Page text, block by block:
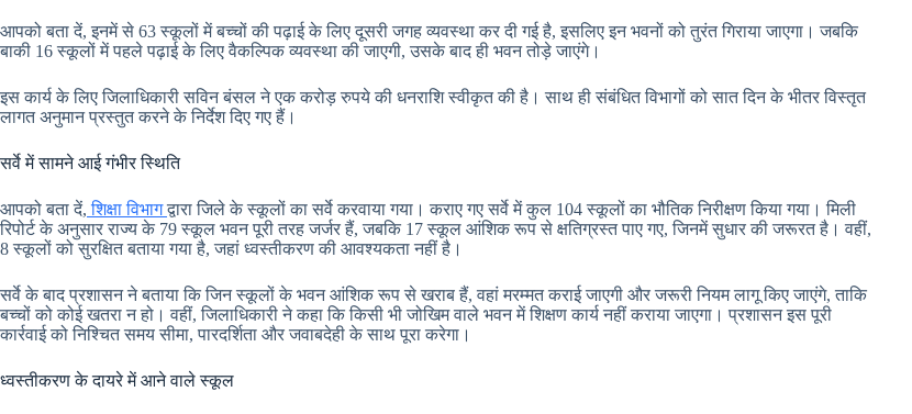
आपको बता दें, इनमें से 63 स्कूलों में बच्चों की पढ़ाई के लिए दूसरी जगह व्यवस्था कर दी गई है, इसलिए इन भवनों को तुरंत गिराया जाएगा। जबकि
बाकी 16 स्कूलों में पहले पढ़ाई के लिए वैकल्पिक व्यवस्था की जाएगी, उसके बाद ही भवन तोड़े जाएंगे।
इस कार्य के लिए जिलाधिकारी सविन बंसल ने एक करोड़ रुपये की धनराशि स्वीकृत की है। साथ ही संबंधित विभागों को सात दिन के भीतर विस्तृत
लागत अनुमान प्रस्तुत करने के निर्देश दिए गए हैं।
सर्वे में सामने आई गंभीर स्थिति
आपको बता दें, शिक्षा विभागद्वारा जिले के स्कूलों का सर्वे करवाया गया। कराए गए सर्वे में कुल 104 स्कूलों का भौतिक निरीक्षण किया गया। मिली
रिपोर्ट के अनुसार राज्य के 79 स्कूल भवन पूरी तरह जर्जर हैं, जबकि 17 स्कूल आंशिक रूप से क्षतिग्रस्त पाए गए, जिनमें सुधार की जरूरत है। वहीं,
8 स्कूलों को सुरक्षित बताया गया है, जहां ध्वस्तीकरण की आवश्यकता नहीं है।
सर्वे के बाद प्रशासन ने बताया कि जिन स्कूलों के भवन आंशिक रूप से खराब हैं, वहां मरम्मत कराई जाएगी और जरूरी नियम लागू किए जाएंगे, ताकि
बच्चों को कोई खतरा न हो। वहीं, जिलाधिकारी ने कहा कि किसी भी जोखिम वाले भवन में शिक्षण कार्य नहीं कराया जाएगा। प्रशासन इस पूरी
कार्रवाई को निश्चित समय सीमा, पारदर्शिता और जवाबदेही के साथ पूरा करेगा।
ध्वस्तीकरण के दायरे में आने वाले स्कूल